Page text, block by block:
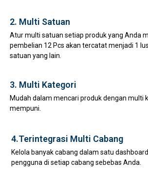
2. Multi Satuan
Atur multi satuan setiap produk yang Anda
pembelian 12 Pcs akan tercatat menjadi 1
satuan yang lain.
3. Multi Kategori
Mudah dalam mencari produk dengan multi
mempuni.
4.Terintegrasi Multi Cabang
Kelola banyak cabang dalam satu
pengguna di setiap cabang sebebas Anda.